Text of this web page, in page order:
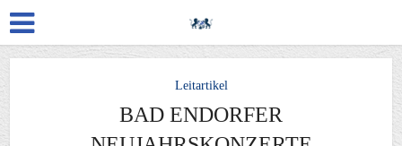
Leitartikel
BAD ENDORFER